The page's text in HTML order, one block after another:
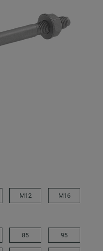
M12 M16
85 95